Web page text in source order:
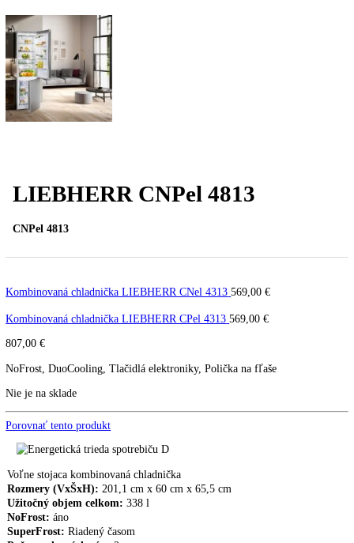
Vypredané
PREVĎalší článok
LIEBHERR CNPel 4813
CNPel 4813
Kombinovaná chladnička LIEBHERR CNel 4313
Kombinovaná chladnička LIEBHERR CPel 4313